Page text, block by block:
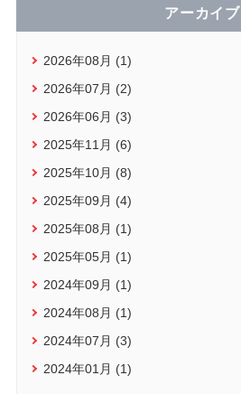
アーカイブ
2026年08月 (1)
2026年07月 (2)
2026年06月 (3)
2025年11月 (6)
2025年10月 (8)
2025年09月 (4)
2025年08月 (1)
2025年05月 (1)
2024年09月 (1)
2024年08月 (1)
2024年07月 (3)
2024年01月 (1)